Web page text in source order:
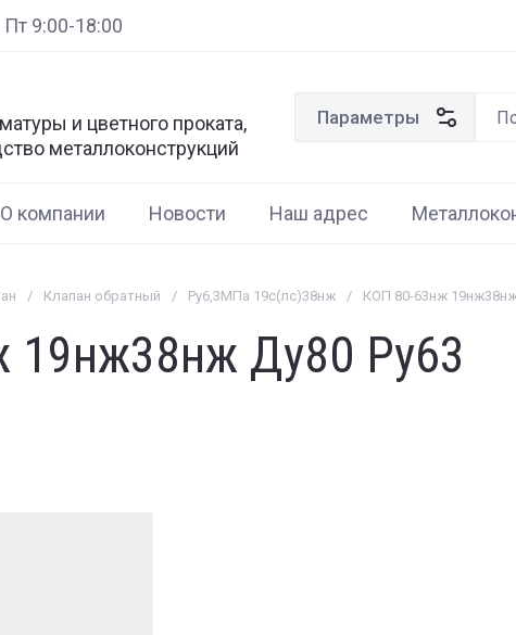
9:00-18:00
и цветного проката,
металлоконструкций
Параметры
О компании Новости Наш адрес
/ Клапан обратный / Ру6,3МПа 19с(лс)38нж / КОП 80-63нж
19нж38нж Ду80 Ру63